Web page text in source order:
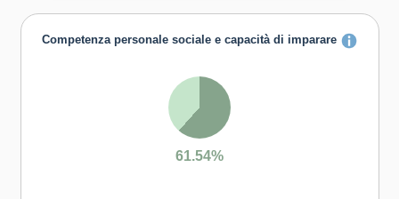
Competenza personale sociale e capacità di imparare
61.54%